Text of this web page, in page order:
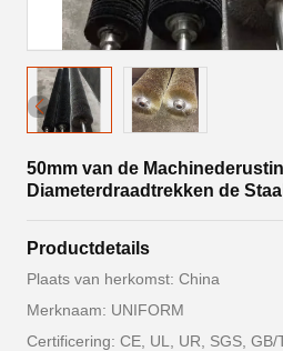
50mm van de
Diameterdraadtrekken de
Productdetails
Plaats van herkomst: China
Merknaam: UNIFORM
Certificering: CE, UL, UR, SGS, GB/